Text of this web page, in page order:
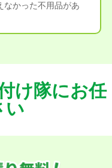
なかった不用品があ
け隊にお任
い